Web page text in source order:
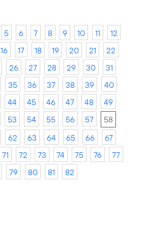
5 6 7 8 9 10 11
12
16 17 18 19 20 21
22
26 27 28 29 30
31
35 36 37 38 39
40
44 45 46 47 48
49
53 54 55 56 57
58
62 63 64 65 66
67
71 72 73 74 75 76
77
79 80 81 82